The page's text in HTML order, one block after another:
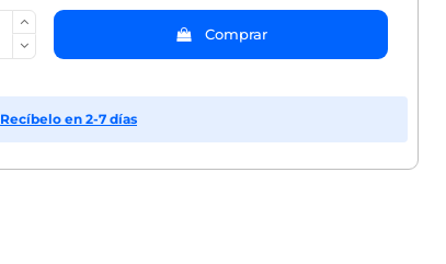
Comprar
Recíbelo en 2-7 días